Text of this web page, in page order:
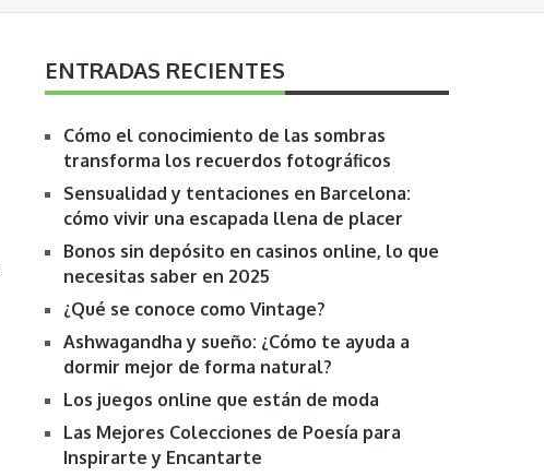
ENTRADAS RECIENTES
Cómo el conocimiento de las sombras
transforma los recuerdos fotográficos
Sensualidad y tentaciones en Barcelona:
cómo vivir una escapada llena de placer
Bonos sin depósito en casinos online, lo que
necesitas saber en 2025
¿Qué se conoce como Vintage?
Ashwagandha y sueño: ¿Cómo te ayuda a
dormir mejor de forma natural?
Los juegos online que están de moda
Las Mejores Colecciones de Poesía para
Inspirarte y Encantarte